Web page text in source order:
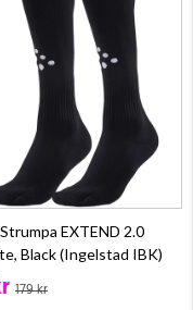
EXTEND 2.0
Black (Ingelstad IBK)
179 kr